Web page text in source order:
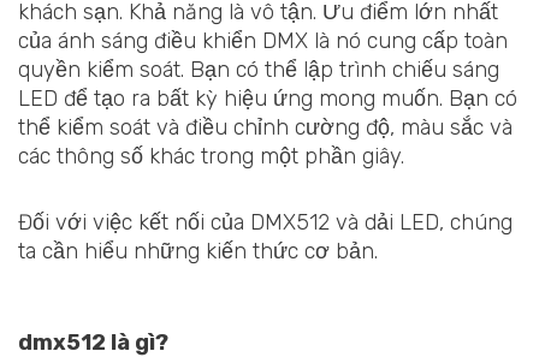
khách sạn. Khả năng là vô tận. Ưu điểm lớn nhất
của ánh sáng điều khiển DMX là nó cung cấp toàn
quyền kiểm soát. Bạn có thể lập trình chiếu sáng
LED để tạo ra bất kỳ hiệu ứng mong muốn. Bạn có
thể kiểm soát và điều chỉnh cường độ, màu sắc và
các thông số khác trong một phần giây.
Đối với việc kết nối của DMX512 và dải LED, chúng
ta cần hiểu những kiến thức cơ bản.
dmx512 là gì?